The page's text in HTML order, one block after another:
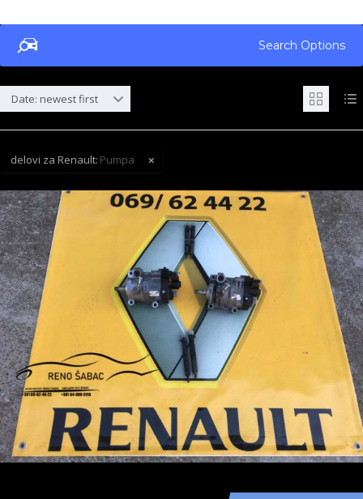
Search Options
Date: newest first
delovi za Renault: Pumpa